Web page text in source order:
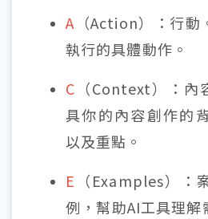
A （Action）：行
執行的具體動作。
C （Context）：內
具你的內容創作的
以及重點。
E （Examples）：
例，幫助AI工具理解